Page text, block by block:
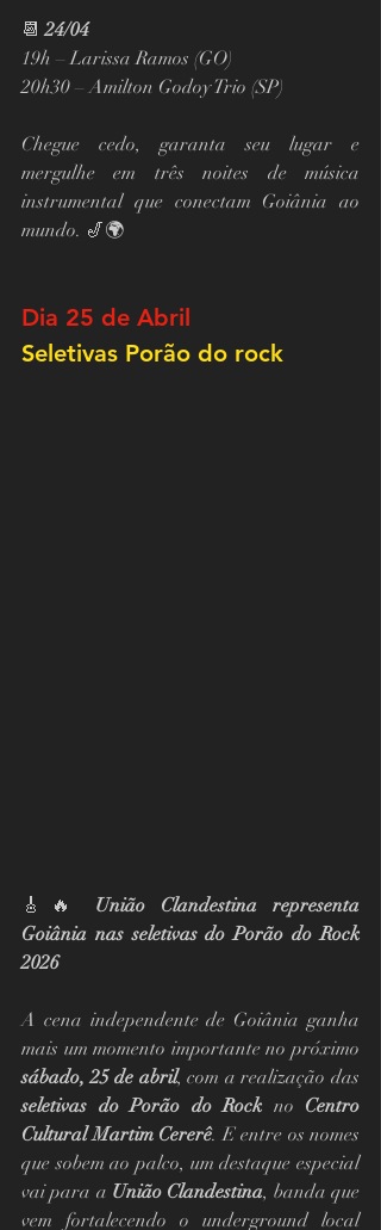
📆 24/04
19h – Larissa Ramos (GO)
20h30 – Amilton Godoy Trio (SP)
Chegue cedo, garanta seu lugar e
mergulhe em três noites de música
instrumental que conectam Goiânia ao
mundo. 🎷🌍
Dia 25 de Abril
Seletivas Porão do rock
🎸🔥 União Clandestina representa
Goiânia nas seletivas do Porão do Rock
2026
A cena independente de Goiânia ganha
sábado, 25 de abril
seletivas do Porão do Rock no Centro
Cultural Martim Cererê. E entre os nomes
que sobem ao palco, um destaque especial
vai para a União Clandestina, banda que
vem fortalecendo o underground local